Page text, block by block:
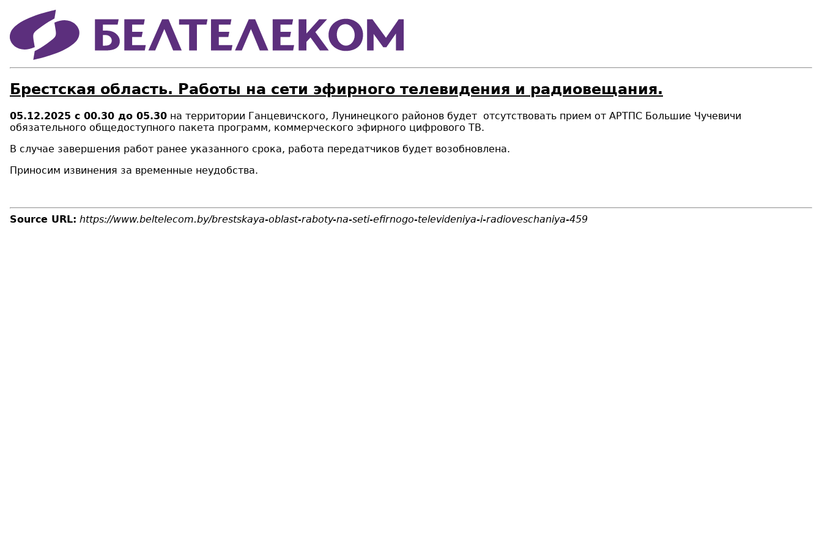
Брестская область. Работы на сети эфирного телевидения и радиовещания.
05.12.2025 с 00.30 до 05.30 на территории Ганцевичского, Лунинецкого районов будет отсутствовать прием от АРТПС Большие Чучевичи
обязательного общедоступного пакета программ, коммерческого эфирного цифрового ТВ.
В случае завершения работ ранее указанного срока, работа передатчиков будет возобновлена.
Приносим извинения за временные неудобства.
Source URL: https://www.beltelecom.by/brestskaya-oblast-raboty-na-seti-efirnogo-televideniya-i-radioveschaniya-459